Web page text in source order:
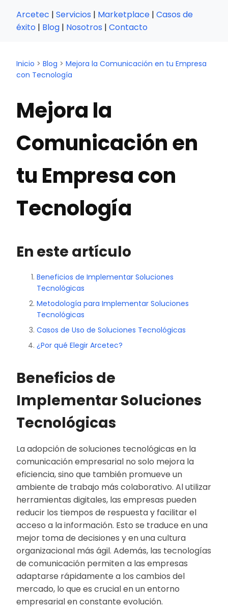
Arcetec | Servicios | Marketplace | Casos de
éxito | Blog | Nosotros | Contacto
Inicio > Blog > Mejora la Comunicación en tu Empresa
con Tecnología
Mejora la
Comunicación en
tu Empresa con
Tecnología
En este artículo
Beneficios de Implementar Soluciones
Tecnológicas
Metodología para Implementar Soluciones
Tecnológicas
Casos de Uso de Soluciones Tecnológicas
¿Por qué Elegir Arcetec?
Beneficios de
Implementar Soluciones
Tecnológicas
La adopción de soluciones tecnológicas en la
comunicación empresarial no solo mejora la
eficiencia, sino que también promueve un
ambiente de trabajo más colaborativo. Al utilizar
herramientas digitales, las empresas pueden
reducir los tiempos de respuesta y facilitar el
acceso a la información. Esto se traduce en una
mejor toma de decisiones y en una cultura
organizacional más ágil. Además, las tecnologías
de comunicación permiten a las empresas
adaptarse rápidamente a los cambios del
mercado, lo que es crucial en un entorno
empresarial en constante evolución.